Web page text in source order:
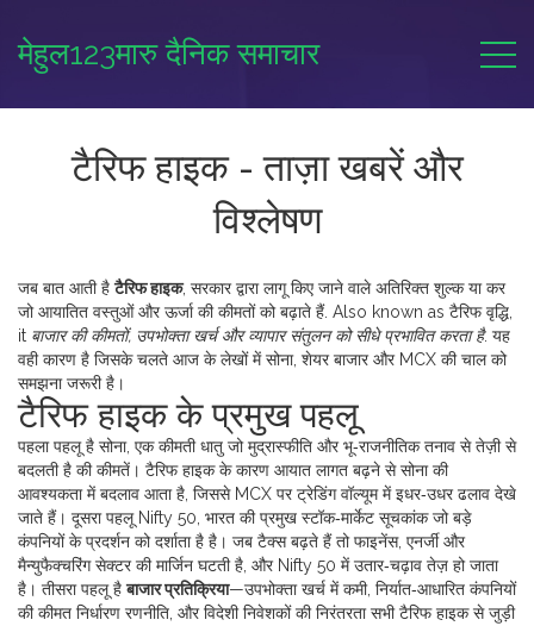
मेहुल123मारु दैनिक समाचार
टैरिफ हाइक - ताज़ा खबरें और
विश्लेषण
जब बात आती हैटैरिफ हाइक, सरकार द्वारा लागू किए जाने वाले अतिरिक्त शुल्क या कर
जो आयातित वस्तुओं और ऊर्जा की कीमतों को बढ़ाते हैं. Also known as टैरिफ वृद्धि
it बाजार की कीमतों, उपभोक्ता खर्च और व्यापार संतुलन को सीधे प्रभावित करता है. यह
वही कारण है जिसके चलते आज के लेखों में सोना, शेयर बाजार और MCX की चाल को
समझना जरूरी है।
टैरिफ हाइक के प्रमुख पहलू
पहला पहलू है सोना, एक कीमती धातु जो मुद्रास्फीति और भू‑राजनीतिक तनाव से तेज़ी से
बदलती है की कीमतें। टैरिफ हाइक के कारण आयात लागत बढ़ने से सोना की
आवश्यकता में बदलाव आता है, जिससे MCX पर ट्रेडिंग वॉल्यूम में इधर‑उधर ढलाव देखे
जाते हैं। दूसरा पहलू Nifty 50 भारत की प्रमुख स्टॉक‑मार्केट सूचकांक जो बड़े
कंपनियों के प्रदर्शन को दर्शाता है है। जब टैक्स बढ़ते हैं तो फाइनेंस, एनर्जी और
मैन्युफैक्चरिंग सेक्टर की मार्जिन घटती है, और Nifty 50 में उतार‑चढ़ाव तेज़ हो जाता
है। तीसरा पहलू हैबाजार प्रतिक्रिया—उपभोक्ता खर्च में कमी, निर्यात‑आधारित कंपनियों
की कीमत निर्धारण रणनीति, और विदेशी निवेशकों की निरंतरता सभी टैरिफ हाइक से जुड़ी